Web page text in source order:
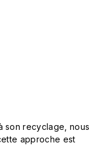
son recyclage, nous
approche est